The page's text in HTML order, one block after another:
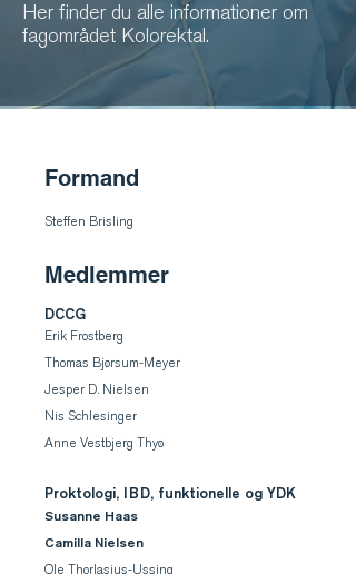
Her finder du alle informationer om
fagområdet Kolorektal.
Formand
Steffen Brisling
Medlemmer
DCCG
Erik Frostberg
Thomas Bjørsum-Meyer
Jesper D. Nielsen
Nis Schlesinger
Anne Vestbjerg Thyø
Proktologi, IBD, funktionelle og YDK
Susanne Haas
Camilla Nielsen
Ole Thorlasius-Ussing